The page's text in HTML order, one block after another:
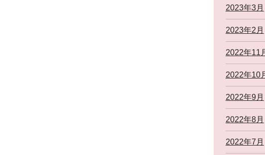
2023年3月
2023年2月
2022年11
2022年10
2022年9月
2022年8月
2022年7月